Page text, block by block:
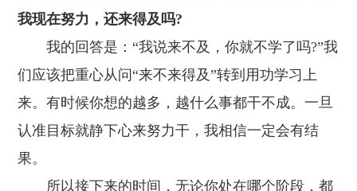
我现在努力，还来得及吗?
我的回答是：“我说来不及，你就不学了吗?”我
们应该把重心从问“来不来得及”转到用功学习上
来。有时候你想的越多，越什么事都干不成。一旦
认准目标就静下心来努力干，我相信一定会有结
果。
所以接下来的时间，无论你处在哪个阶段，都